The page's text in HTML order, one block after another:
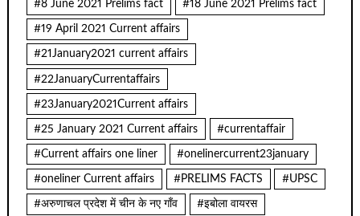
#8 June 2021 Prelims fact #18 June 2021 Prelims fact
#19 April 2021 Current affairs
#21January2021 current affairs
#22JanuaryCurrentaffairs
#23January2021Current affairs
#25 January 2021 Current affairs #currentaffair
#Current affairs one liner #onelinercurrent23january
#oneliner Current affairs #PRELIMS FACTS #UPSC
#अरुणाचल प्रदेश में चीन के नए गाँव #इबोला वायरस